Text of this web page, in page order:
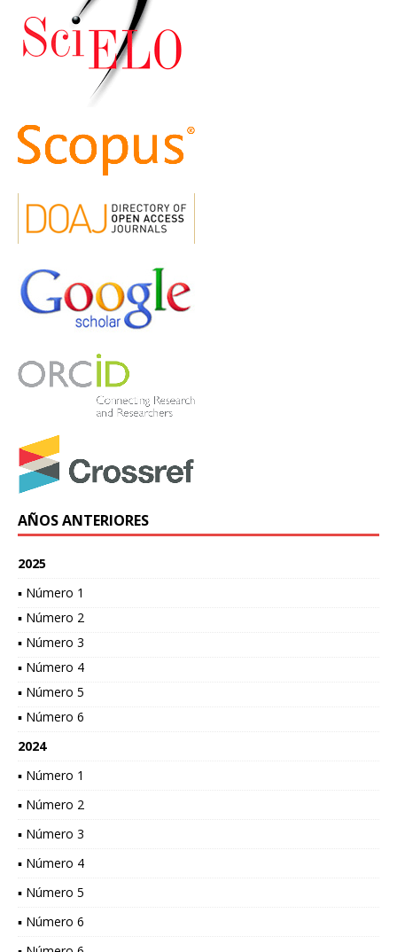
AÑOS ANTERIORES
2025
▪ Número 1
▪ Número 2
▪ Número 3
▪ Número 4
▪ Número 5
▪ Número 6
2024
▪ Número 1
▪ Número 2
▪ Número 3
▪ Número 4
▪ Número 5
▪ Número 6